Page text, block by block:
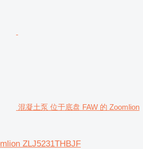
混凝土泵 位于底盘 FAW 的 Zoomlion
ZLJ5231THBJF